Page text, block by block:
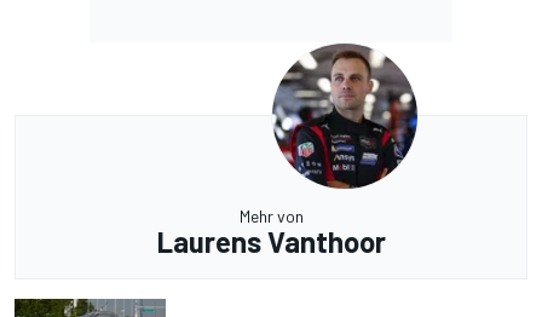
Mehr von
Laurens Vanthoor